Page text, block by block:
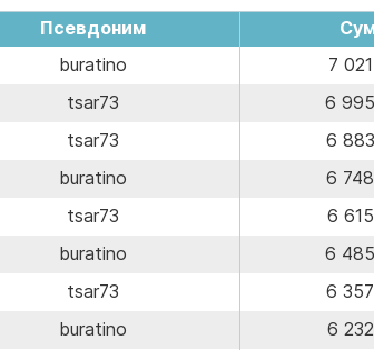
Псевдоним
buratino
7
tsar73
6
tsar73
6
buratino
6
tsar73
6
buratino
6
tsar73
6
buratino
6